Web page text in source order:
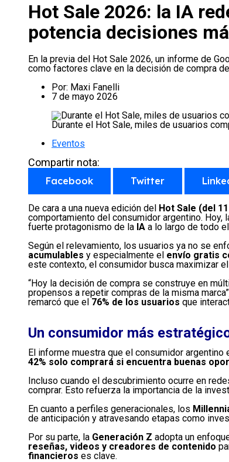
Hot Sale 2026: la IA
potencia decisiones
En la previa del Hot Sale 2026, un informe de
como factores clave en la decisión de compra
Por: Maxi Fanelli
7 de mayo 2026
Durante el Hot Sale, miles de usuarios
Eventos
Compartir nota:
Facebook Twitter
De cara a una nueva edición del Hot Sale (del
comportamiento del consumidor argentino.
fuerte protagonismo de la IA a lo largo de todo
Según el relevamiento, los usuarios ya no se
acumulables y especialmente el envío gratis
este contexto, el consumidor busca maximizar
“Hoy la decisión de compra se construye en
propensos a repetir compras de la misma
remarcó que el 76% de los usuarios que
Un consumidor más
El informe muestra que el consumidor argentino
42% solo comprará si encuentra buenas
Incluso cuando el descubrimiento ocurre en
comprar. Esto refuerza la importancia de la
En cuanto a perfiles generacionales, los
de anticipación y atravesando etapas como
Por su parte, la Generación Z adopta un
reseñas, videos y creadores de contenido
financieros es clave.